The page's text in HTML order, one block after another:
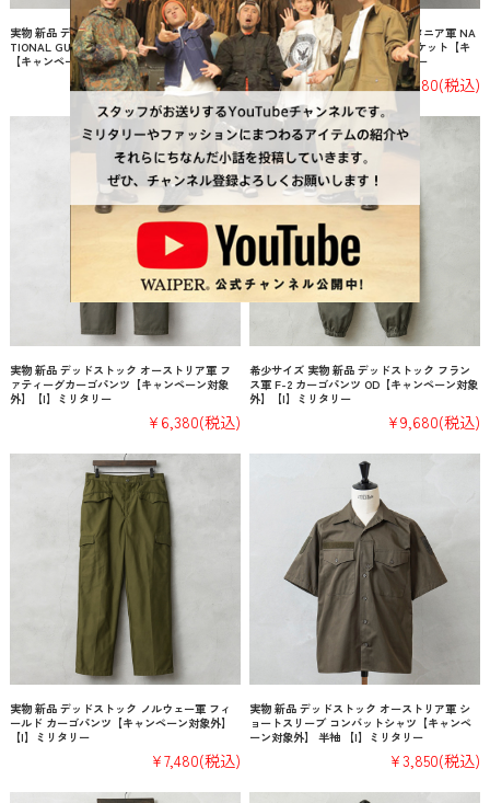
実物 新品 デッドストック モーリタニア軍 NA
TIONAL GUARD コンバット カーゴパンツ
【キャンペーン対象外】【I】ミリタリー
¥6,380(税込)
実物 新品 デッドストック モーリタニア軍 NA
TIONAL GUARD コンバット ジャケット【キ
ャンペーン対象外】【I】ミリタリー
¥6,380(税込)
実物 新品 デッドストック オーストリア軍 フ
ァティーグカーゴパンツ【キャンペーン対象
外】【I】ミリタリー
¥6,380(税込)
希少サイズ 実物 新品 デッドストック フラン
ス軍 F-2 カーゴパンツ OD【キャンペーン対象
外】【I】ミリタリー
¥9,680(税込)
実物 新品 デッドストック ノルウェー軍 フィ
ールド カーゴパンツ【キャンペーン対象外】
【I】ミリタリー
¥7,480(税込)
実物 新品 デッドストック オーストリア軍 シ
ョートスリーブ コンバットシャツ【キャンペ
ーン対象外】 半袖 【I】ミリタリー
¥3,850(税込)